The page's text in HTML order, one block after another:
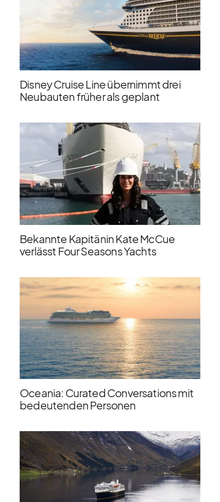
Disney Cruise Line übernimmt drei
Neubauten früher als geplant
Bekannte Kapitänin Kate McCue
verlässt Four Seasons Yachts
Oceania: Curated Conversations mit
bedeutenden Personen